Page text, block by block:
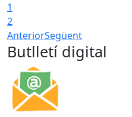
1
2
AnteriorSegüent
Butlletí digital